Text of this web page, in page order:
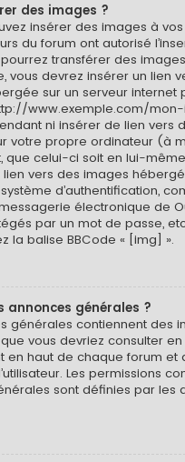
des images ?
insérer des images à
du forum ont autorisé
transférer des
vous devrez insérer un lien
sur un serveur internet
www.exemple.com/mon-
ni insérer de lien vers
votre propre ordinateur (à
que celui-ci soit en lui-
vers des images
d’authentification,
électronique de
par un mot de passe,
la balise BBCode « [img] ».
annonces générales ?
générales contiennent des
vous devriez consulter en
en haut de chaque forum et
Les permissions
sont définies par les